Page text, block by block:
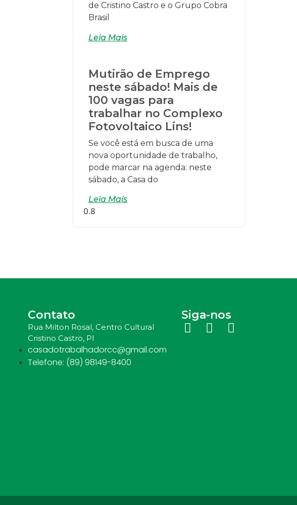
de Cristino Castro e o Grupo Cobra
Brasil
Leia Mais
Mutirão de Emprego
neste sábado! Mais de
100 vagas para
trabalhar no Complexo
Fotovoltaico Lins!
Se você está em busca de uma
nova oportunidade de trabalho,
pode marcar na agenda: neste
sábado, a Casa do
Leia Mais
Contato
Rua Milton Rosal, Centro Cultural
Cristino Castro, PI
casadotrabalhadorcc@gmail.com
Telefone: (89) 98149-8400
Siga-nos